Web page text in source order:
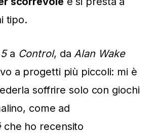
tipo.
a Control, daAlan Wake
a progetti più piccoli: mi è
soffrire solo con giochi
come ad
che ho recensito